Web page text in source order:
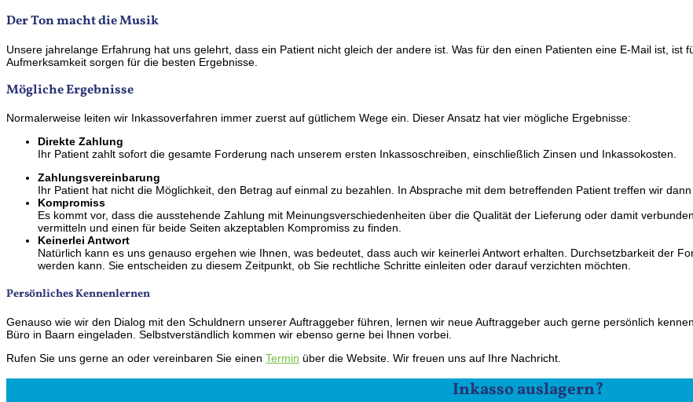
Der Ton macht die Musik
Unsere jahrelange Erfahrung hat uns gelehrt, dass ein Patient nicht gleich der andere ist. Was für den einen Patienten eine E-Mail ist,
Aufmerksamkeit sorgen für die besten Ergebnisse.
Mögliche Ergebnisse
Normalerweise leiten wir Inkassoverfahren immer zuerst auf gütlichem Wege ein. Dieser Ansatz hat vier mögliche Ergebnisse:
Direkte Zahlung
Ihr Patient zahlt sofort die gesamte Forderung nach unserem ersten Inkassoschreiben, einschließlich Zinsen und Inkassokosten.
Zahlungsvereinbarung
Ihr Patient hat nicht die Möglichkeit, den Betrag auf einmal zu bezahlen. In Absprache mit dem betreffenden Patient treffen wir
Kompromiss
Es kommt vor, dass die ausstehende Zahlung mit Meinungsverschiedenheiten über die Qualität der Lieferung oder damit
vermitteln und einen für beide Seiten akzeptablen Kompromiss zu finden.
Keinerlei Antwort
Natürlich kann es uns genauso ergehen wie Ihnen, was bedeutet, dass auch wir keinerlei Antwort erhalten. Durchsetzbarkeit der
werden kann. Sie entscheiden zu diesem Zeitpunkt, ob Sie rechtliche Schritte einleiten oder darauf verzichten möchten.
Persönliches Kennenlernen
Genauso wie wir den Dialog mit den Schuldnern unserer Auftraggeber führen, lernen wir neue Auftraggeber auch gerne persönlich
Büro in Baarn eingeladen. Selbstverständlich kommen wir ebenso gerne bei Ihnen vorbei.
Rufen Sie uns gerne an oder vereinbaren Sie einen Termin über die Website. Wir freuen uns auf Ihre Nachricht.
Inkasso auslagern?